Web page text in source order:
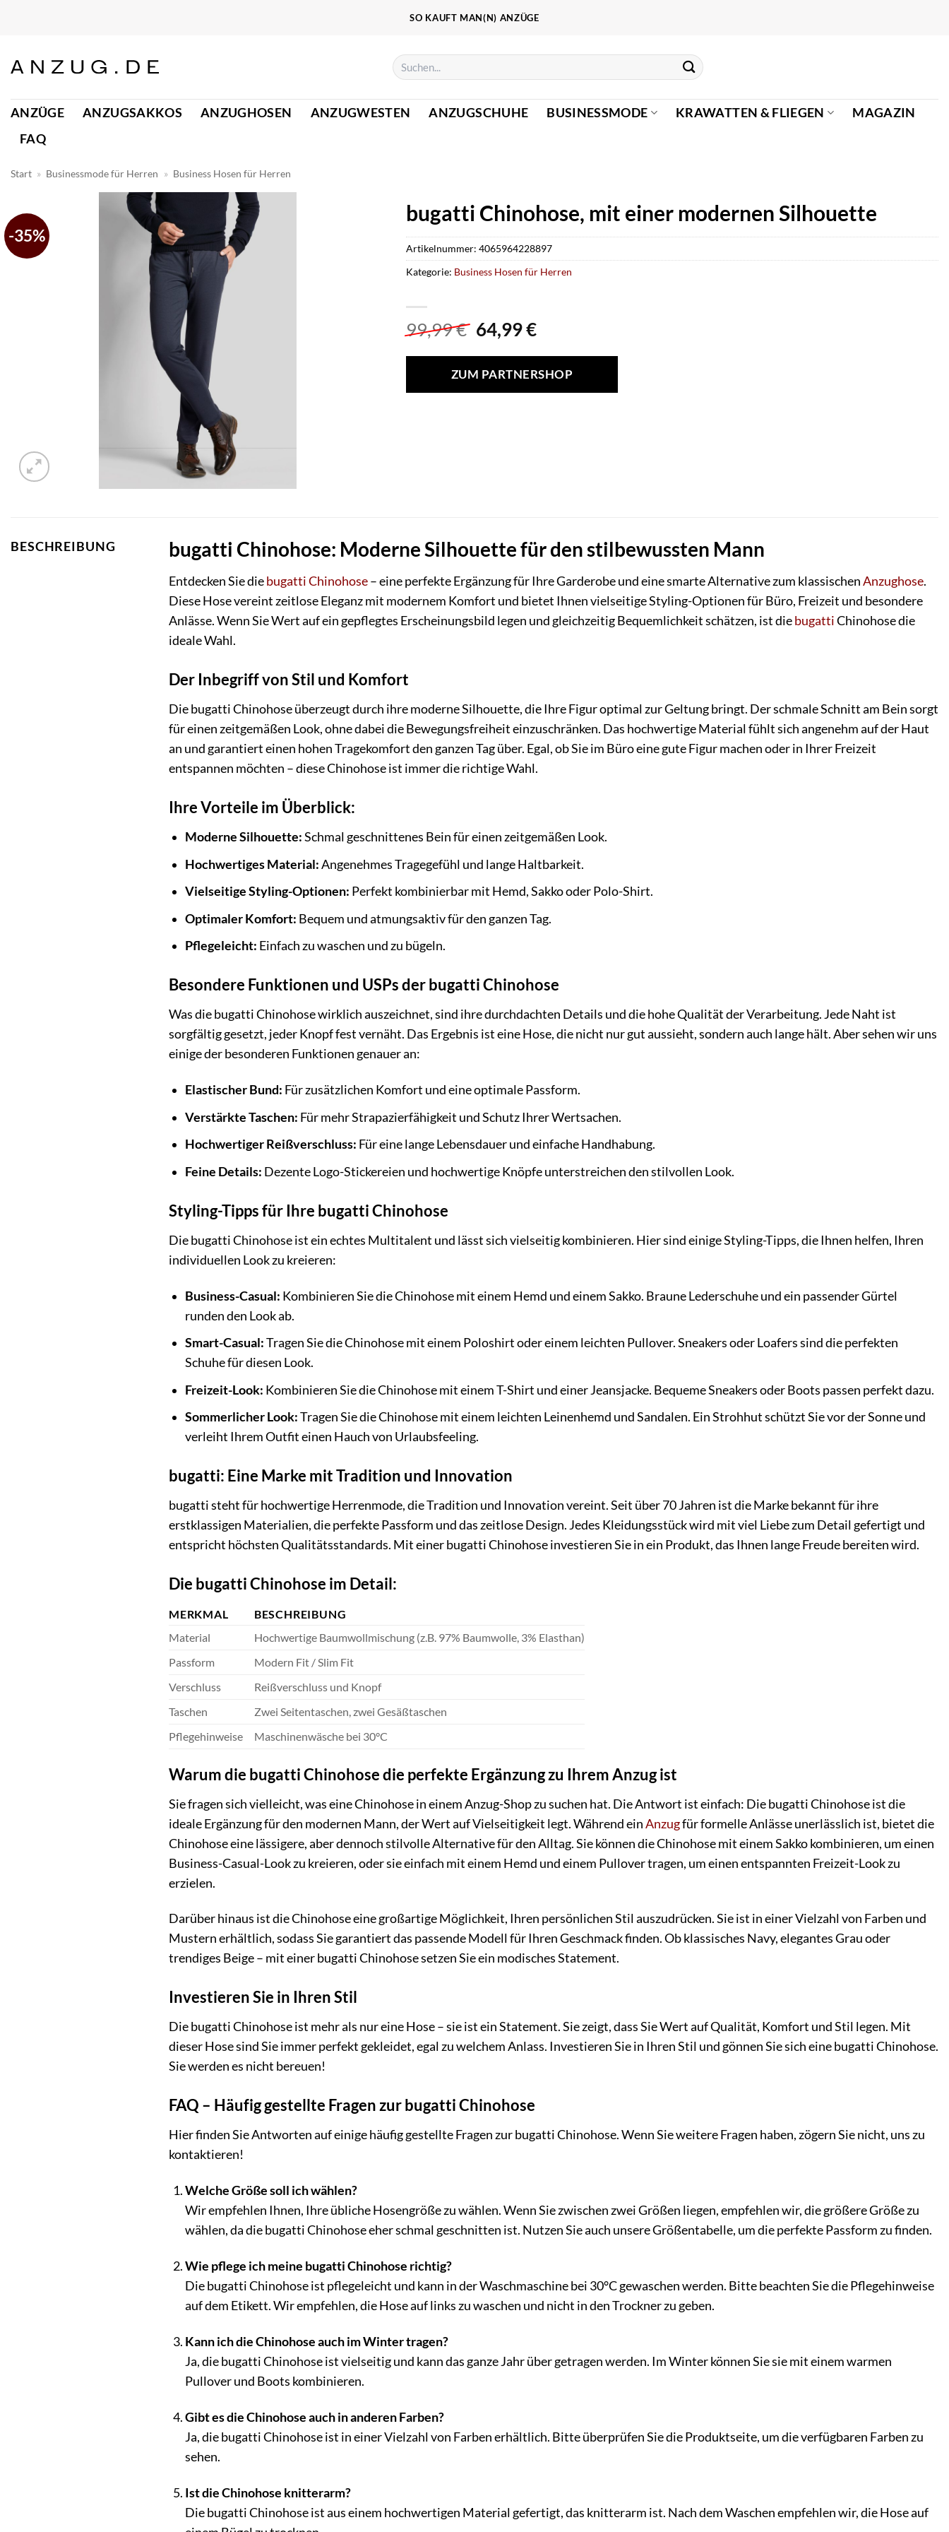
SO KAUFT MAN(N) ANZÜGE
Suchen
nach:
ANZÜGE ANZUGSAKKOS ANZUGHOSEN ANZUGWESTEN ANZUGSCHUHE BUSINESSMODE KRAWATTEN & FLIEGEN
MAGAZIN
FAQ
Start » Businessmode für Herren » Business Hosen für Herren
-35%
bugatti Chinohose, mit einer modernen Silhouette
99,99€ Ursprünglicher
war:
99,99 €
64,99€Aktueller
ist:
64,99 €.
ZUM PARTNERSHOP
Artikelnummer: 4065964228897
Kategorie: Business Hosen für Herren
BESCHREIBUNG bugatti Chinohose: Moderne Silhouette für den stilbewussten Mann
Entdecken Sie diebugatti Chinohose– eine perfekte Ergänzung für Ihre Garderobe und eine smarte Alternative zum klassischenAnzughose.
Diese Hose vereint zeitlose Eleganz mit modernem Komfort und bietet Ihnen vielseitige Styling-Optionen für Büro, Freizeit und besondere
Anlässe. Wenn Sie Wert auf ein gepflegtes Erscheinungsbild legen und gleichzeitig Bequemlichkeit schätzen, ist diebugattiChinohose die
ideale Wahl.
Der Inbegriff von Stil und Komfort
Die bugatti Chinohose überzeugt durch ihre moderne Silhouette, die Ihre Figur optimal zur Geltung bringt. Der schmale Schnitt am Bein sorgt
für einen zeitgemäßen Look, ohne dabei die Bewegungsfreiheit einzuschränken. Das hochwertige Material fühlt sich angenehm auf der Haut
an und garantiert einen hohen Tragekomfort den ganzen Tag über. Egal, ob Sie im Büro eine gute Figur machen oder in Ihrer Freizeit
entspannen möchten – diese Chinohose ist immer die richtige Wahl.
Ihre Vorteile im Überblick:
Moderne Silhouette:Schmal geschnittenes Bein für einen zeitgemäßen Look.
Hochwertiges Material:Angenehmes Tragegefühl und lange Haltbarkeit.
Vielseitige Styling-Optionen: Perfekt kombinierbar mit Hemd, Sakko oder Polo-Shirt.
Optimaler Komfort: Bequem und atmungsaktiv für den ganzen Tag.
Pflegeleicht: Einfach zu waschen und zu bügeln.
Besondere Funktionen und USPs der bugatti Chinohose
Was die bugatti Chinohose wirklich auszeichnet, sind ihre durchdachten Details und die hohe Qualität der Verarbeitung. Jede Naht ist
sorgfältig gesetzt, jeder Knopf fest vernäht. Das Ergebnis ist eine Hose, die nicht nur gut aussieht, sondern auch lange hält. Aber sehen wir uns
einige der besonderen Funktionen genauer an:
Elastischer Bund: Für zusätzlichen Komfort und eine optimale Passform.
Verstärkte Taschen: Für mehr Strapazierfähigkeit und Schutz Ihrer Wertsachen.
Hochwertiger Reißverschluss: Für eine lange Lebensdauer und einfache Handhabung.
Feine Details: Dezente Logo-Stickereien und hochwertige Knöpfe unterstreichen den stilvollen Look.
Styling-Tipps für Ihre bugatti Chinohose
Die bugatti Chinohose ist ein echtes Multitalent und lässt sich vielseitig kombinieren. Hier sind einige Styling-Tipps, die Ihnen helfen, Ihren
individuellen Look zu kreieren:
Business-Casual: Kombinieren Sie die Chinohose mit einem Hemd und einem Sakko. Braune Lederschuhe und ein passender Gürtel
runden den Look ab.
Smart-Casual:Tragen Sie die Chinohose mit einem Poloshirt oder einem leichten Pullover. Sneakers oder Loafers sind die perfekten
Schuhe für diesen Look.
Freizeit-Look: Kombinieren Sie die Chinohose mit einem T-Shirt und einer Jeansjacke. Bequeme Sneakers oder Boots passen perfekt dazu.
Sommerlicher Look:Tragen Sie die Chinohose mit einem leichten Leinenhemd und Sandalen. Ein Strohhut schützt Sie vor der Sonne und
verleiht Ihrem Outfit einen Hauch von Urlaubsfeeling.
bugatti: Eine Marke mit Tradition und Innovation
bugatti steht für hochwertige Herrenmode, die Tradition und Innovation vereint. Seit über 70 Jahren ist die Marke bekannt für ihre
erstklassigen Materialien, die perfekte Passform und das zeitlose Design. Jedes Kleidungsstück wird mit viel Liebe zum Detail gefertigt und
entspricht höchsten Qualitätsstandards. Mit einer bugatti Chinohose investieren Sie in ein Produkt, das Ihnen lange Freude bereiten wird.
Die bugatti Chinohose im Detail:
MERKMAL
BESCHREIBUNG
Material
Hochwertige Baumwollmischung (z.B. 97% Baumwolle, 3% Elasthan)
Passform
Modern Fit / Slim Fit
Verschluss
Reißverschluss und Knopf
Taschen
Zwei Seitentaschen, zwei Gesäßtaschen
Pflegehinweise
Maschinenwäsche bei 30°C
Warum die bugatti Chinohose die perfekte Ergänzung zu Ihrem Anzug ist
Sie fragen sich vielleicht, was eine Chinohose in einem Anzug-Shop zu suchen hat. Die Antwort ist einfach: Die bugatti Chinohose ist die
ideale Ergänzung für den modernen Mann, der Wert auf Vielseitigkeit legt. Während einAnzugfür formelle Anlässe unerlässlich ist, bietet die
Chinohose eine lässigere, aber dennoch stilvolle Alternative für den Alltag. Sie können die Chinohose mit einem Sakko kombinieren, um einen
Business-Casual-Look zu kreieren, oder sie einfach mit einem Hemd und einem Pullover tragen, um einen entspannten Freizeit-Look zu
erzielen.
Darüber hinaus ist die Chinohose eine großartige Möglichkeit, Ihren persönlichen Stil auszudrücken. Sie ist in einer Vielzahl von Farben und
Mustern erhältlich, sodass Sie garantiert das passende Modell für Ihren Geschmack finden. Ob klassisches Navy, elegantes Grau oder
trendiges Beige – mit einer bugatti Chinohose setzen Sie ein modisches Statement.
Investieren Sie in Ihren Stil
Die bugatti Chinohose ist mehr als nur eine Hose – sie ist ein Statement. Sie zeigt, dass Sie Wert auf Qualität, Komfort und Stil legen. Mit
dieser Hose sind Sie immer perfekt gekleidet, egal zu welchem Anlass. Investieren Sie in Ihren Stil und gönnen Sie sich eine bugatti Chinohose.
Sie werden es nicht bereuen!
FAQ – Häufig gestellte Fragen zur bugatti Chinohose
Hier finden Sie Antworten auf einige häufig gestellte Fragen zur bugatti Chinohose. Wenn Sie weitere Fragen haben, zögern Sie nicht, uns zu
kontaktieren!
Welche Größe soll ich wählen?
Wir empfehlen Ihnen, Ihre übliche Hosengröße zu wählen. Wenn Sie zwischen zwei Größen liegen, empfehlen wir, die größere Größe zu
wählen, da die bugatti Chinohose eher schmal geschnitten ist. Nutzen Sie auch unsere Größentabelle, um die perfekte Passform zu finden.
Wie pflege ich meine bugatti Chinohose richtig?
Die bugatti Chinohose ist pflegeleicht und kann in der Waschmaschine bei 30°C gewaschen werden. Bitte beachten Sie die Pflegehinweise
auf dem Etikett. Wir empfehlen, die Hose auf links zu waschen und nicht in den Trockner zu geben.
Kann ich die Chinohose auch im Winter tragen?
Ja, die bugatti Chinohose ist vielseitig und kann das ganze Jahr über getragen werden. Im Winter können Sie sie mit einem warmen
Pullover und Boots kombinieren.
Gibt es die Chinohose auch in anderen Farben?
Ja, die bugatti Chinohose ist in einer Vielzahl von Farben erhältlich. Bitte überprüfen Sie die Produktseite, um die verfügbaren Farben zu
sehen.
Ist die Chinohose knitterarm?
Die bugatti Chinohose ist aus einem hochwertigen Material gefertigt, das knitterarm ist. Nach dem Waschen empfehlen wir, die Hose auf